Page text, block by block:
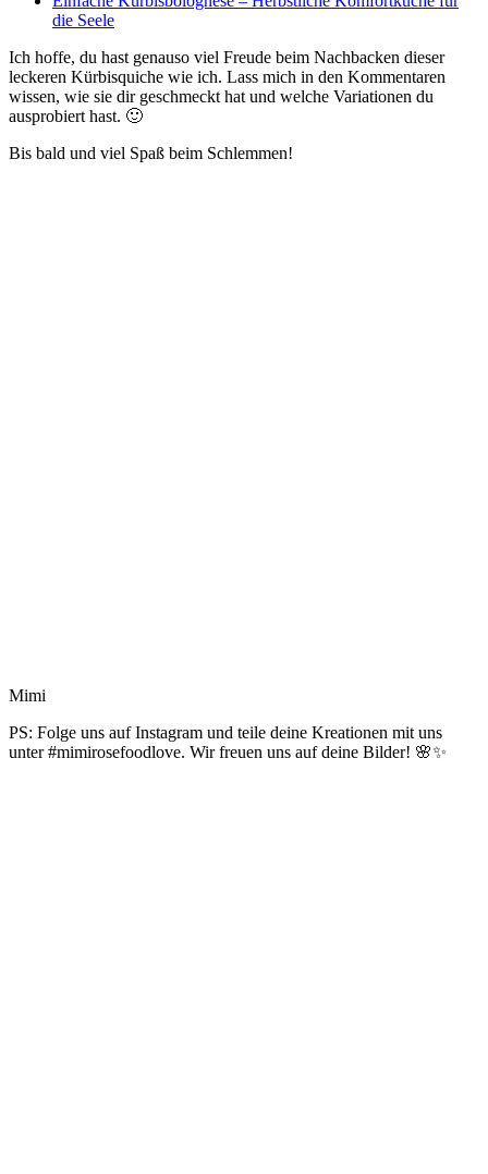
die Seele
Ich hoffe, du hast genauso viel Freude beim Nachbacken dieser
leckeren Kürbisquiche wie ich. Lass mich in den Kommentaren
wissen, wie sie dir geschmeckt hat und welche Variationen du
ausprobiert hast. 🙂
Bis bald und viel Spaß beim Schlemmen!
Mimi
PS: Folge uns auf Instagram und teile deine Kreationen mit uns
unter #mimirosefoodlove. Wir freuen uns auf deine Bilder! 🌸✨